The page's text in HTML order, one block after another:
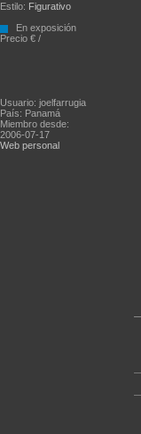
Estilo: Figurativo
En exposición
Precio € /
Usuario: joelfarrugia
País: Panamá
Miembro desde:
2006-07-17
Web personal